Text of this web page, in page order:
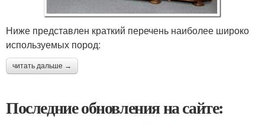
Ниже представлен краткий перечень наиболее широко
используемых пород:
читать дальше →
Последние обновления на сайте: